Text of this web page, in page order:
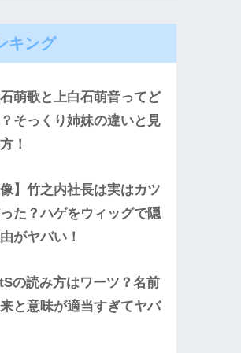
キング
萌歌と上白石萌音ってど
そっくり姉妹の違いと見
！
像】竹之内社長は実はカツ
た？ハゲをウィッグで隠
がヤバい！
の読み方はワーツ？名前
と意味が適当すぎてヤバ